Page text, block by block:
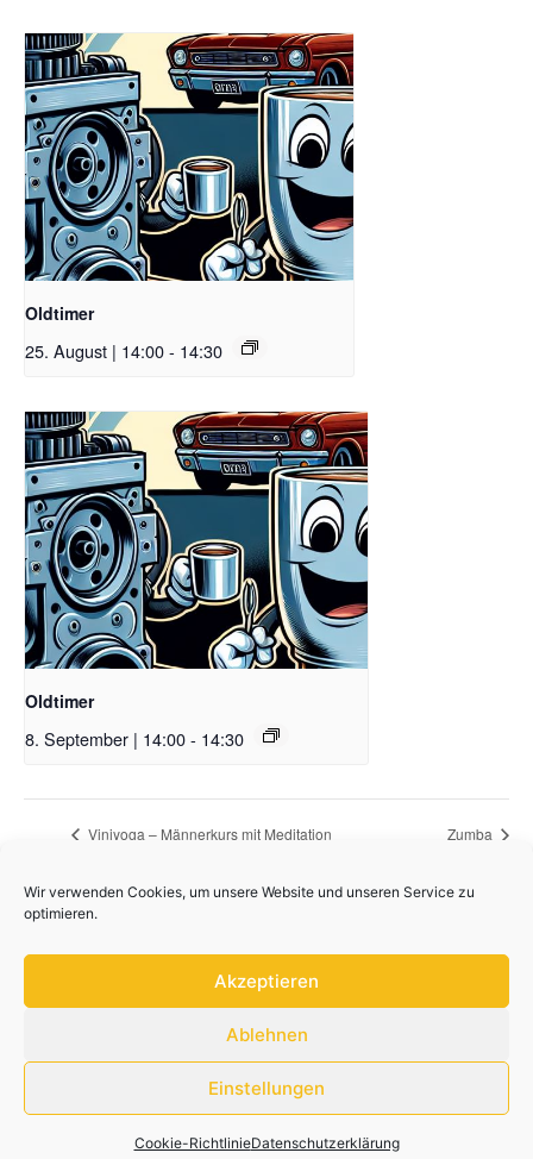
Wir verwenden Cookies, um unsere Website und unseren Service zu
optimieren.
Akzeptieren
Ablehnen
Einstellungen
Cookie-RichtlinieDatenschutzerklärung
Oldtimer
25. August | 14:00- 14:30
Oldtimer
8. September | 14:00- 14:30
Viniyoga – Männerkurs mit Meditation Zumba